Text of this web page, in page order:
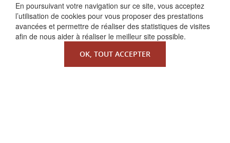
En poursuivant votre navigation sur ce site, vous acceptez
l’utilisation de cookies pour vous proposer des prestations
avancées et permettre de réaliser des statistiques de visites
afin de nous aider à réaliser le meilleur site possible.
OK, TOUT ACCEPTER